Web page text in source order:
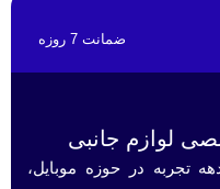
ضمانت 7 روزه
لوازم جانبی
تجربه در حوزه موبایل،